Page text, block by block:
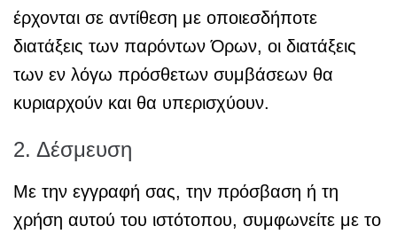
έρχονται σε αντίθεση με οποιεσδήποτε
διατάξεις των παρόντων Όρων, οι διατάξεις
των εν λόγω πρόσθετων συμβάσεων θα
κυριαρχούν και θα υπερισχύουν.
2. Δέσμευση
Με την εγγραφή σας, την πρόσβαση ή τη
χρήση αυτού του ιστότοπου, συμφωνείτε με το